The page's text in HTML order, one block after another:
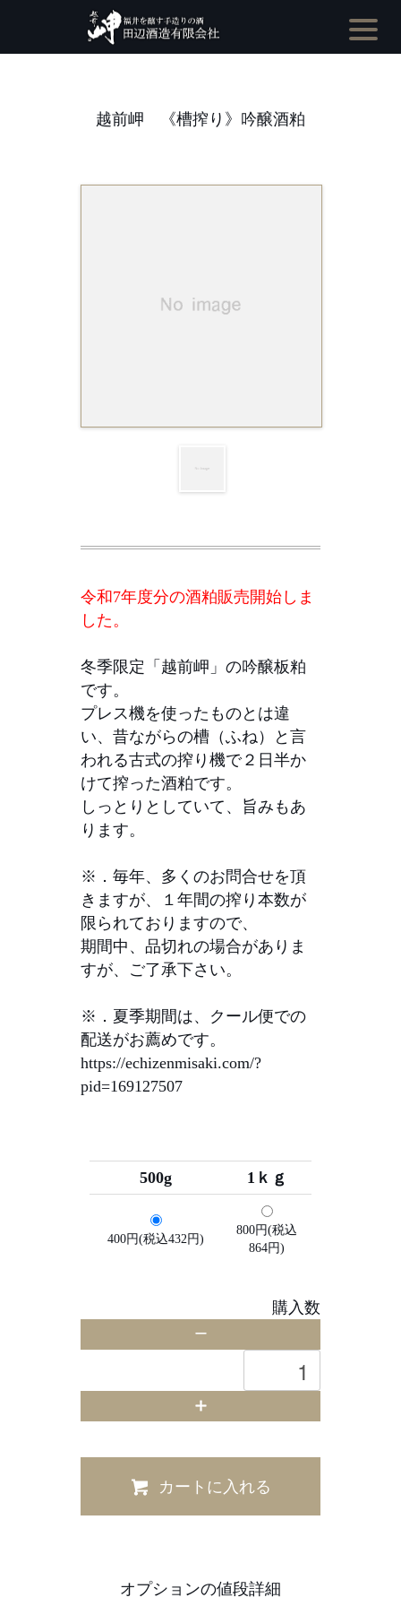
越前岬 《槽搾り》吟醸酒粕
令和7年度分の酒粕販売開始しま
した。
冬季限定「越前岬」の吟醸板粕
です。
プレス機を使ったものとは違
い、昔ながらの槽（ふね）と言
われる古式の搾り機で２日半か
けて搾った酒粕です。
しっとりとしていて、旨みもあ
ります。
※．毎年、多くのお問合せを頂
きますが、１年間の搾り本数が
限られておりますので、
期間中、品切れの場合がありま
すが、ご了承下さい。
※．夏季期間は、クール便での
配送がお薦めです。
https://echizenmisaki.com/?
pid=169127507
500g 1ｋｇ
400円(税込432円)
800円(税込
864円)
購入数
カートに入れる
オプションの値段詳細